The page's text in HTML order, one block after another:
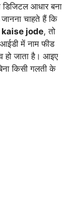
आधार बना
चाहते हैं कि
jode, तो
में नाम फीड
हो जाता है। आइए
किसी गलती के